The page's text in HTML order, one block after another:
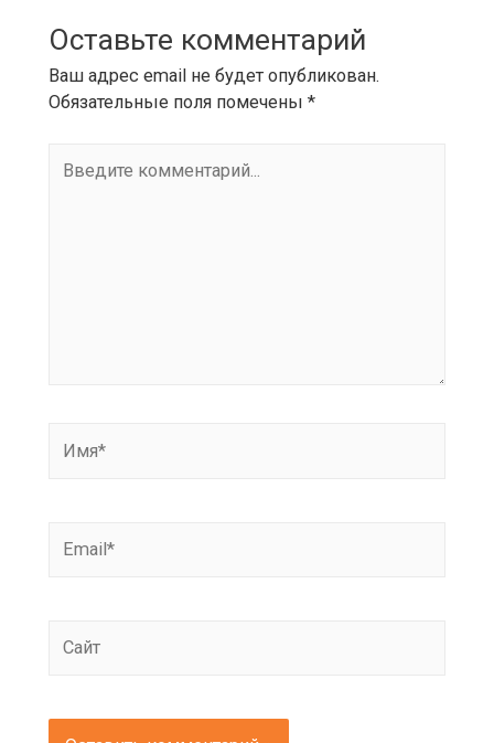
Оставьте комментарий
Ваш адрес email не будет опубликован.
Обязательные поля помечены *
комментарий...